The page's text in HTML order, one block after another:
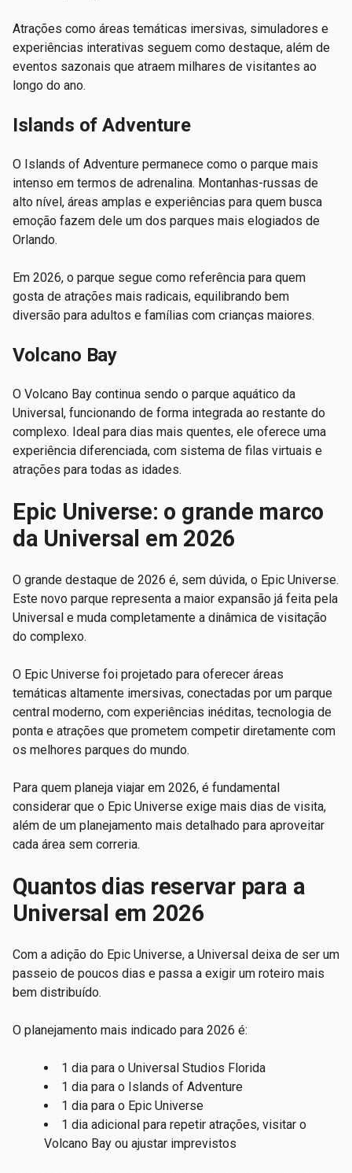
Atrações como áreas temáticas imersivas, simuladores e
experiências interativas seguem como destaque, além de
eventos sazonais que atraem milhares de visitantes ao
longo do ano.
Islands of Adventure
O Islands of Adventure permanece como o parque mais
intenso em termos de adrenalina. Montanhas-russas de
alto nível, áreas amplas e experiências para quem busca
emoção fazem dele um dos parques mais elogiados de
Orlando.
Em 2026, o parque segue como referência para quem
gosta de atrações mais radicais, equilibrando bem
diversão para adultos e famílias com crianças maiores.
Volcano Bay
O Volcano Bay continua sendo o parque aquático da
Universal, funcionando de forma integrada ao restante do
complexo. Ideal para dias mais quentes, ele oferece uma
experiência diferenciada, com sistema de filas virtuais e
atrações para todas as idades.
Epic Universe: o grande marco
da Universal em 2026
O grande destaque de 2026 é, sem dúvida, o Epic Universe.
Este novo parque representa a maior expansão já feita pela
Universal e muda completamente a dinâmica de visitação
do complexo.
O Epic Universe foi projetado para oferecer áreas
temáticas altamente imersivas, conectadas por um parque
central moderno, com experiências inéditas, tecnologia de
ponta e atrações que prometem competir diretamente com
os melhores parques do mundo.
Para quem planeja viajar em 2026, é fundamental
considerar que o Epic Universe exige mais dias de visita,
além de um planejamento mais detalhado para aproveitar
cada área sem correria.
Quantos dias reservar para a
Universal em 2026
Com a adição do Epic Universe, a Universal deixa de ser um
passeio de poucos dias e passa a exigir um roteiro mais
bem distribuído.
O planejamento mais indicado para 2026 é:
1 dia para o Universal Studios Florida
1 dia para o Islands of Adventure
1 dia para o Epic Universe
1 dia adicional para repetir atrações, visitar o
Volcano Bay ou ajustar imprevistos